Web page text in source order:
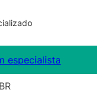
especialista